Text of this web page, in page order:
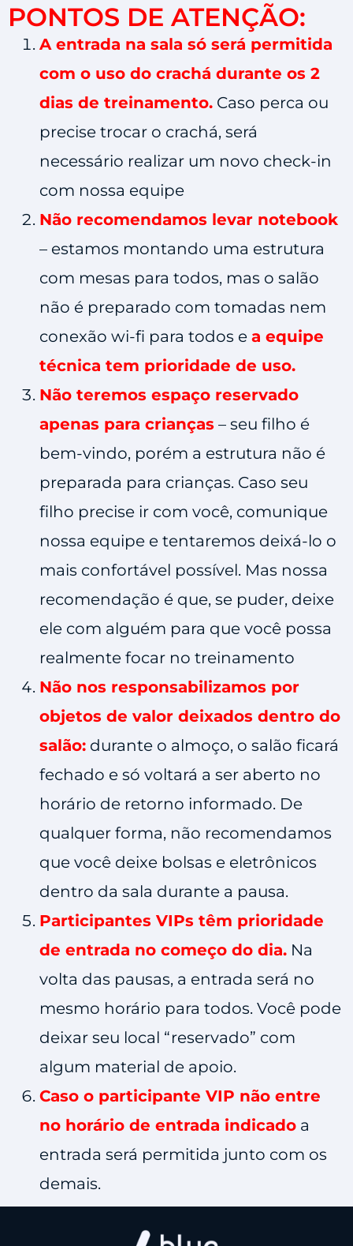
PONTOS DE ATENÇÃO:
A entrada na sala só será permitida
com o uso do crachá durante os 2
dias de treinamento. Caso perca ou
precise trocar o crachá, será
necessário realizar um novo check-in
com nossa equipe
Não recomendamos levar notebook
– estamos montando uma estrutura
com mesas para todos, mas o salão
não é preparado com tomadas nem
conexão wi-fi para todos e a equipe
técnica tem prioridade de uso.
Não teremos espaço reservado
apenas para crianças – seu filho é
bem-vindo, porém a estrutura não é
preparada para crianças. Caso seu
filho precise ir com você, comunique
nossa equipe e tentaremos deixá-lo o
mais confortável possível. Mas nossa
recomendação é que, se puder, deixe
ele com alguém para que você possa
realmente focar no treinamento
Não nos responsabilizamos por
objetos de valor deixados dentro do
salão: durante o almoço, o salão ficará
fechado e só voltará a ser aberto no
horário de retorno informado. De
qualquer forma, não recomendamos
que você deixe bolsas e eletrônicos
dentro da sala durante a pausa.
Participantes VIPs têm prioridade
de entrada no começo do dia. Na
volta das pausas, a entrada será no
mesmo horário para todos. Você pode
deixar seu local “reservado” com
algum material de apoio.
Caso o participante VIP não entre
no horário de entrada indicado a
entrada será permitida junto com os
demais.